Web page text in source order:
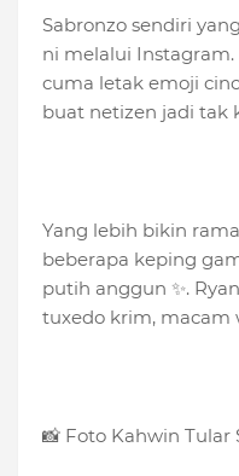
Sabronzo sendiri
ni melalui
cuma letak emoji
buat netizen jadi tak
Yang lebih bikin
beberapa keping
putih anggun ✨.
tuxedo krim, macam
📸 Foto Kahwin Tular